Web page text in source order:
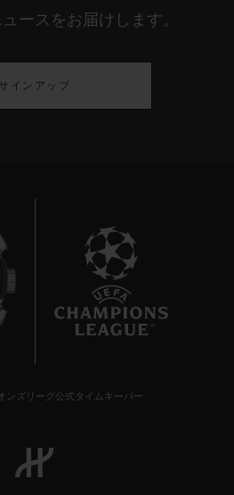
ースをお届けします。
サインアップ
ンズリーグ公式タイムキーパー